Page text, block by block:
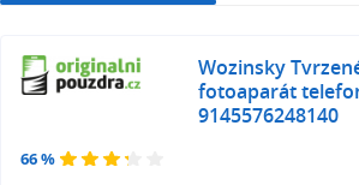
66 %
Wozinsky
fotoaparát
9145576248140